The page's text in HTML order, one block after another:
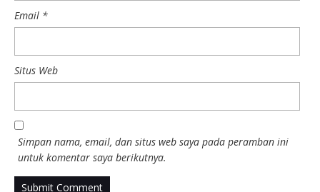
Email *
Situs Web
Simpan nama, email, dan situs web saya pada peramban ini
untuk komentar saya berikutnya.